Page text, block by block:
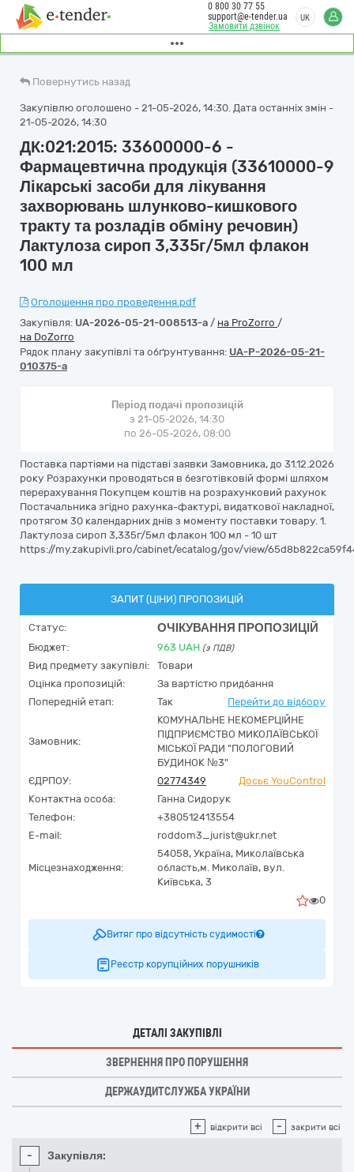
Замовити дзвінок
0 800 30 77 55
support@e-tender.ua
UK
Повернутись назад
Закупівлю оголошено - 21-05-2026, 14:30. Дата останніх змін -
21-05-2026, 14:30
ДК:021:2015: 33600000-6 -
Фармацевтична продукція (33610000-9
Лікарські засоби для лікування
захворювань шлунково-кишкового
тракту та розладів обміну речовин)
Лактулоза сироп 3,335г/5мл флакон
100 мл
Оголошення про проведення.pdf
Закупівля: UA-2026-05-21-008513-a / на ProZorro /
на DoZorro
Рядок плану закупівлі та обґрунтування: UA-P-2026-05-21-
010375-a
Період подачі пропозицій
з 21-05-2026, 14:30
по 26-05-2026, 08:00
Поставка партіями на підставі заявки Замовника, до 31.12.2026
року Розрахунки проводяться в безготівковій формі шляхом
перерахування Покупцем коштів на розрахунковий рахунок
Постачальника згідно рахунка-фактурі, видаткової накладної,
протягом 30 календарних днів з моменту поставки товару. 1.
Лактулоза сироп 3,335г/5мл флакон 100 мл - 10 шт
https://my.zakupivli.pro/cabinet/ecatalog/gov/view/
ЗАПИТ (ЦІНИ) ПРОПОЗИЦІЙ
Статус: ОЧІКУВАННЯ ПРОПОЗИЦІЙ
Бюджет: 963 UAH (з ПДВ)
Вид предмету закупівлі:
Товари
Оцінка пропозицій:
За вартістю придбання
Попередній етап:
Так Перейти до відбору
Замовник:
КОМУНАЛЬНЕ НЕКОМЕРЦІЙНЕ
ПІДПРИЄМСТВО МИКОЛАЇВСЬКОЇ
МІСЬКОЇ РАДИ "ПОЛОГОВИЙ
БУДИНОК №3"
ЄДРПОУ:
02774349
Досьє YouControl
Контактна особа:
Ганна Сидорук
Телефон:
+380512413554
E-mail:
roddom3_jurist@ukr.net
Місцезнаходження:
54058, Україна, Миколаївська
область,м. Миколаїв, вул.
Київська, 3
0
Витяг про відсутність судимості
Реєстр корупційних порушників
ДЕТАЛІ ЗАКУПІВЛІ
ЗВЕРНЕННЯ ПРО ПОРУШЕННЯ
ДЕРЖАУДИТСЛУЖБА УКРАЇНИ
+ відкрити всі - закрити всі
- Закупівля: